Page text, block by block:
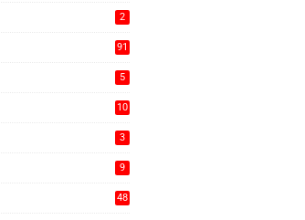
2
91
5
10
3
9
48